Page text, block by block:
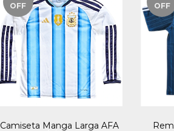
OFF
Camiseta Manga Larga AFA
OFF